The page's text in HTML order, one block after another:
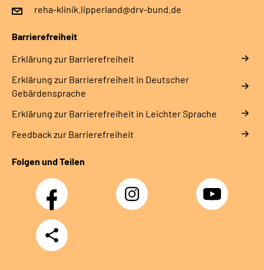
Leichte Sprache
reha-klinik.lipperland@drv-bund.de
Barrierefreiheit
Erklärung zur Barrierefreiheit
Erklärung zur Barrierefreiheit in Deutscher
Gebärdensprache
Erklärung zur Barrierefreiheit in Leichter Sprache
Feedback zur Barrierefreiheit
Folgen und Teilen
Facebook Instagram YouTube
Teilen